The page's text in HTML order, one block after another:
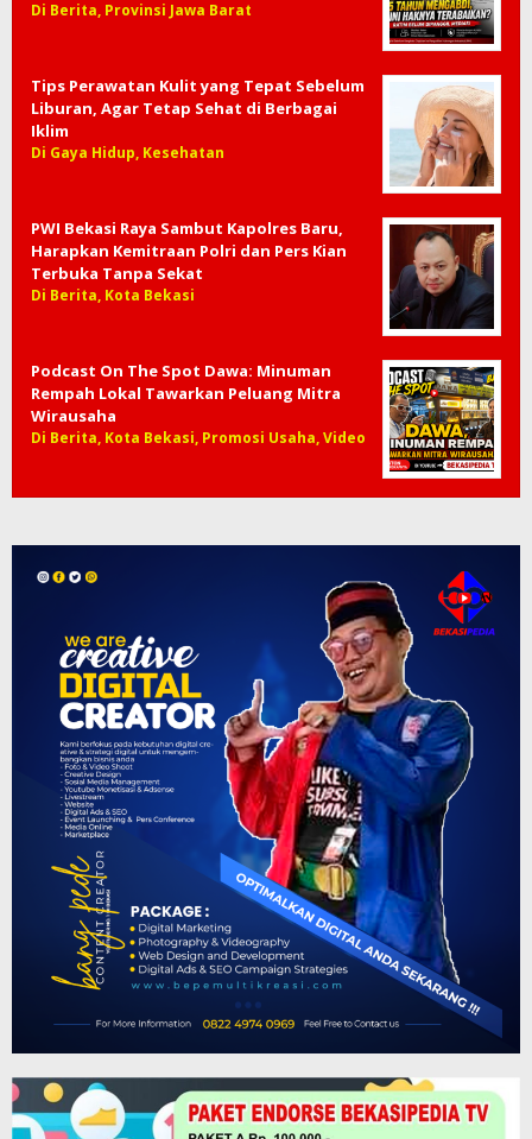
Di Berita, Provinsi Jawa Barat
Tips Perawatan Kulit yang Tepat Sebelum
Liburan, Agar Tetap Sehat di Berbagai
Iklim
Di Gaya Hidup, Kesehatan
PWI Bekasi Raya Sambut Kapolres Baru,
Harapkan Kemitraan Polri dan Pers Kian
Terbuka Tanpa Sekat
Di Berita, Kota Bekasi
Podcast On The Spot Dawa: Minuman
Rempah Lokal Tawarkan Peluang Mitra
Wirausaha
Di Berita, Kota Bekasi, Promosi Usaha, Video